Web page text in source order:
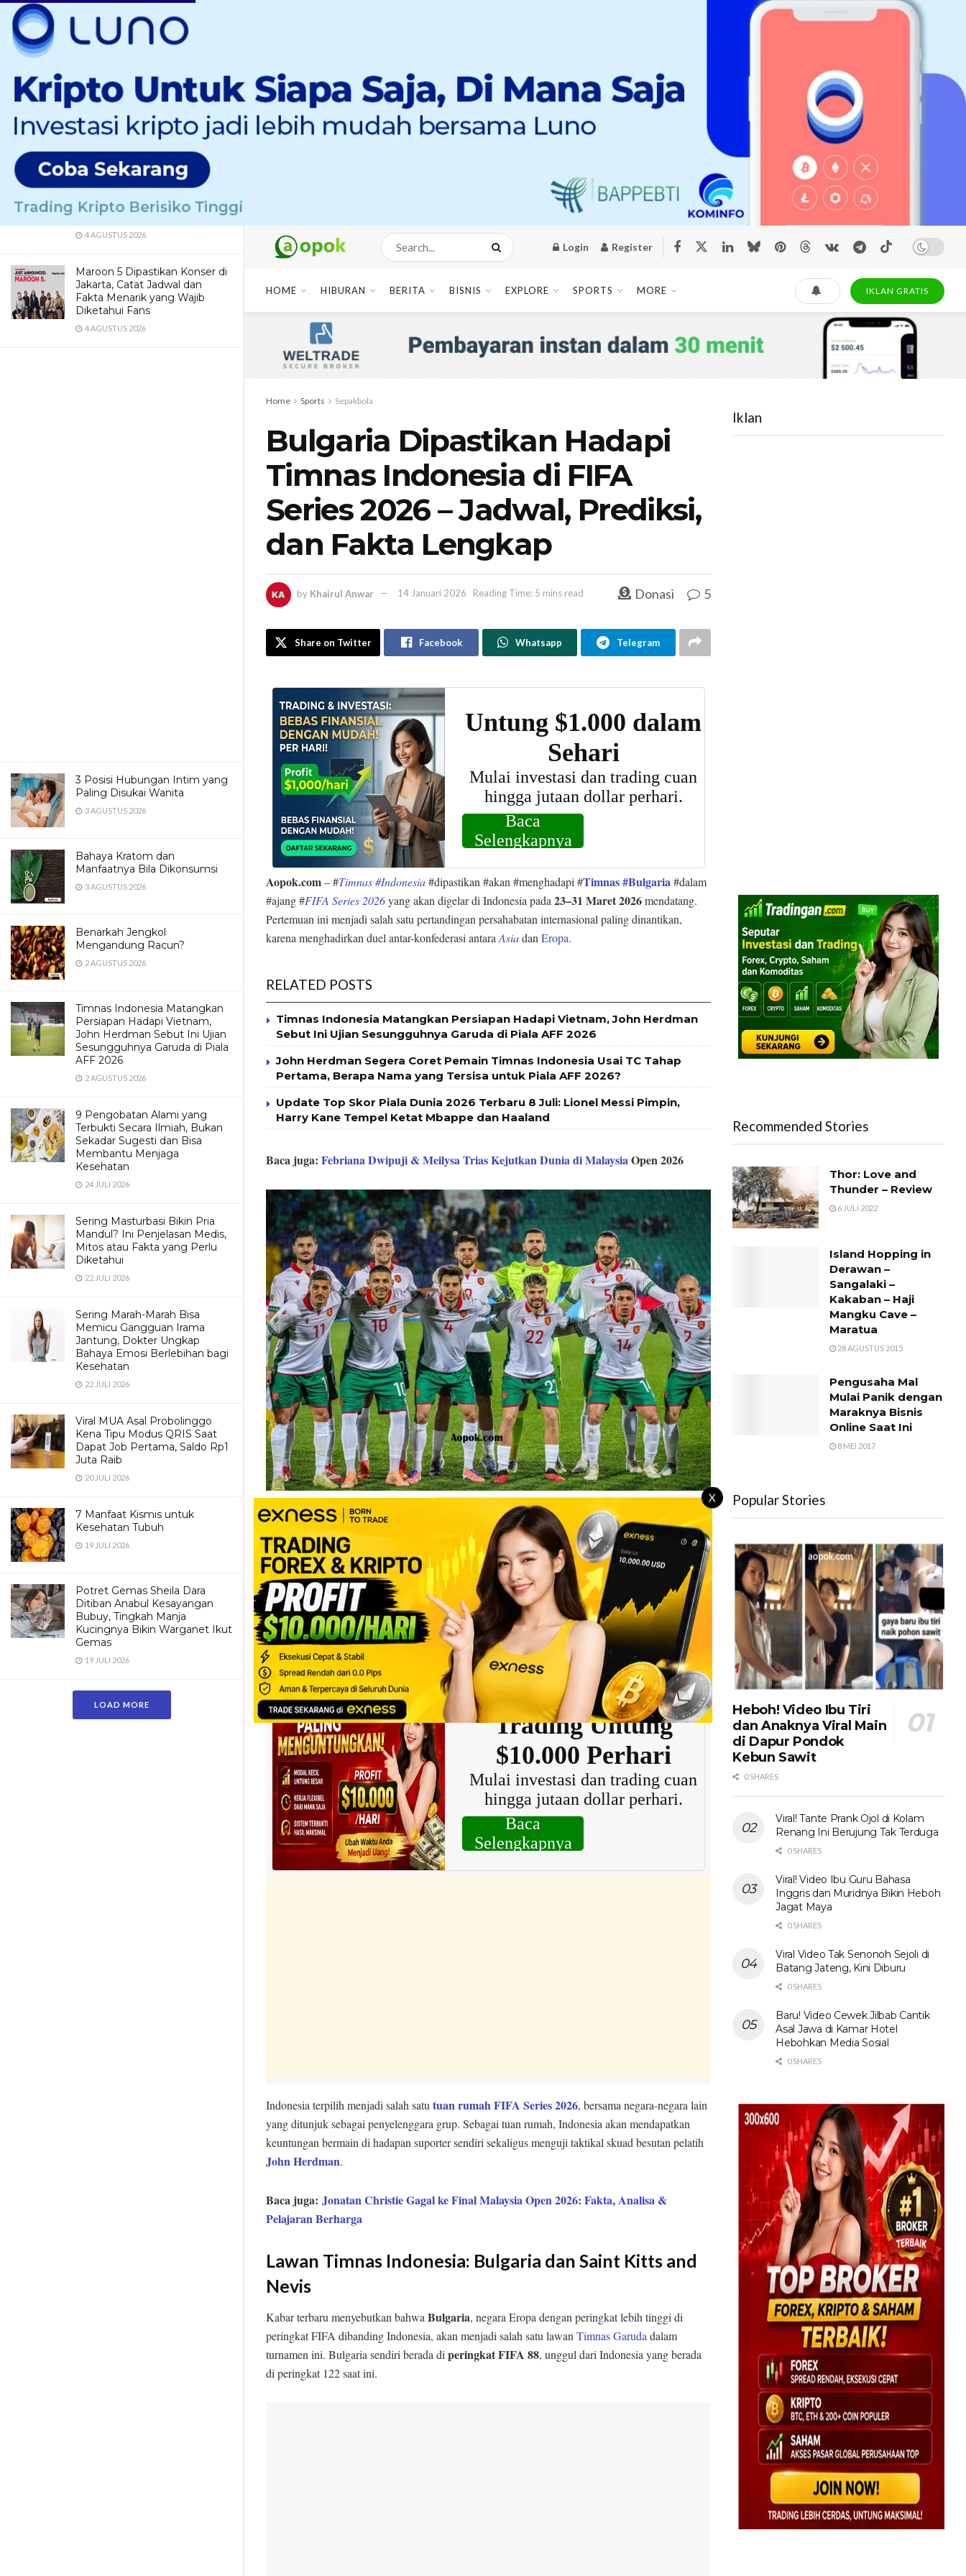
LATEST
Timnas Indonesia di FIFA Series
2026 – Jadwal, Prediksi, dan
Fakta Lengkap
14 JANUARI 2026
Dua Pendaki Gunung Piramid
Bondowoso Ditemukan Tewas
di Jurang 60 Meter, Evakuasi
Terkendala Medan Ekstrem
4 AGUSTUS 2026
Maroon 5 Dipastikan Konser di
Jakarta, Catat Jadwal dan
Fakta Menarik yang Wajib
Diketahui Fans
4 AGUSTUS 2026
3 Posisi Hubungan Intim yang
Paling Disukai Wanita
3 AGUSTUS 2026
Bahaya Kratom dan
Manfaatnya Bila Dikonsumsi
3 AGUSTUS 2026
Benarkah Jengkol
Mengandung Racun?
2 AGUSTUS 2026
Timnas Indonesia Matangkan
Persiapan Hadapi Vietnam,
John Herdman Sebut Ini Ujian
Sesungguhnya Garuda di Piala
AFF 2026
2 AGUSTUS 2026
9 Pengobatan Alami yang
Terbukti Secara Ilmiah, Bukan
Sekadar Sugesti dan Bisa
Membantu Menjaga
Kesehatan
24 JULI 2026
Sering Masturbasi Bikin Pria
Mandul? Ini Penjelasan Medis,
Mitos atau Fakta yang Perlu
Diketahui
22 JULI 2026
Sering Marah-Marah Bisa
Memicu Gangguan Irama
Jantung, Dokter Ungkap
Bahaya Emosi Berlebihan bagi
Kesehatan
22 JULI 2026
Viral MUA Asal Probolinggo
Kena Tipu Modus QRIS Saat
Dapat Job Pertama, Saldo Rp1
Juta Raib
20 JULI 2026
7 Manfaat Kismis untuk
Kesehatan Tubuh
19 JULI 2026
Potret Gemas Sheila Dara
Ditiban Anabul Kesayangan
Bubuy, Tingkah Manja
Kucingnya Bikin Warganet Ikut
Gemas
19 JULI 2026
LOAD MORE
X
Login Register
HOME HIBURAN BERITA BISNIS EXPLORE SPORTS MORE IKLAN GRATIS
Home Sports Sepakbola
Bulgaria Dipastikan Hadapi
Timnas Indonesia di FIFA
Series 2026 – Jadwal, Prediksi,
dan Fakta Lengkap
by Khairul Anwar 14 Januari 2026 Reading Time: 5 mins read Donasi 5
Share on Twitter Facebook Whatsapp Telegram
Aopok.com– #Timnas #Indonesia#dipastikan #akan #menghadapi #Timnas #Bulgaria #dalam
#ajang #FIFA Series 2026yang akan digelar di Indonesia pada 23–31 Maret 2026mendatang.
Pertemuan ini menjadi salah satu pertandingan persahabatan internasional paling dinantikan,
karena menghadirkan duel antar-konfederasi antara Asiadan Eropa.
RELATED POSTS
Timnas Indonesia Matangkan Persiapan Hadapi Vietnam, John Herdman
Sebut Ini Ujian Sesungguhnya Garuda di Piala AFF 2026
John Herdman Segera Coret Pemain Timnas Indonesia Usai TC Tahap
Pertama, Berapa Nama yang Tersisa untuk Piala AFF 2026?
Update Top Skor Piala Dunia 2026 Terbaru 8 Juli: Lionel Messi Pimpin,
Harry Kane Tempel Ketat Mbappe dan Haaland
Baca juga: Febriana Dwipuji & Meilysa Trias Kejutkan Dunia di Malaysia Open 2026
Apa Itu FIFA Series 2026?
FIFA Seriesmerupakan turnamen sepak bola internasional yang diselenggarakan olehFIFA
sebagai ajang uji coba resmi antar-negara dari benua berbeda. Turnamen ini dirancang untuk
memberikan pengalaman kompetitif bagi tim nasional yang jarang saling berhadapan di kompetisi
resmi FIFA, sehingga memberi nilai strategis bagi pelatih dan federasi dalam persiapan era
kompetisi yang lebih tinggi.
Indonesia terpilih menjadi salah satu tuan rumah FIFA Series 2026, bersama negara-negara lain
yang ditunjuk sebagai penyelenggara grup. Sebagai tuan rumah, Indonesia akan mendapatkan
keuntungan bermain di hadapan suporter sendiri sekaligus menguji taktikal skuad besutan pelatih
John Herdman.
Baca juga: Jonatan Christie Gagal ke Final Malaysia Open 2026: Fakta, Analisa &
Pelajaran Berharga
Lawan Timnas Indonesia: Bulgaria dan Saint Kitts and
Nevis
Kabar terbaru menyebutkan bahwa Bulgaria, negara Eropa dengan peringkat lebih tinggi di
peringkat FIFA dibanding Indonesia, akan menjadi salah satu lawan Timnas Garuda dalam
turnamen ini. Bulgaria sendiri berada di peringkat FIFA 88, unggul dari Indonesia yang berada
di peringkat 122 saat ini.
Iklan
Recommended Stories
Thor: Love and
Thunder – Review
6 JULI 2022
Island Hopping in
Derawan –
Sangalaki –
Kakaban – Haji
Mangku Cave –
Maratua
28 AGUSTUS 2015
Pengusaha Mal
Mulai Panik dengan
Maraknya Bisnis
Online Saat Ini
8 MEI 2017
Popular Stories
Heboh! Video Ibu Tiri
dan Anaknya Viral Main
di Dapur Pondok
Kebun Sawit
0 SHARES
Viral! Tante Prank Ojol di Kolam
Renang Ini Berujung Tak Terduga
0 SHARES
Viral! Video Ibu Guru Bahasa
Inggris dan Muridnya Bikin Heboh
Jagat Maya
0 SHARES
Viral Video Tak Senonoh Sejoli di
Batang Jateng, Kini Diburu
0 SHARES
Baru! Video Cewek Jilbab Cantik
Asal Jawa di Kamar Hotel
Hebohkan Media Sosial
0 SHARES